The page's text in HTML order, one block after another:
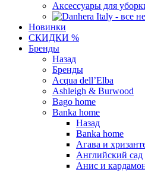
Аксессуары для
Новинки
СКИДКИ %
Бренды
Назад
Бренды
Acqua dell’Elba
Ashleigh & Burwood
Bago home
Banka home
Назад
Banka home
Агава и
Английский сад
Анис и